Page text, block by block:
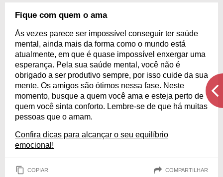
Fique com quem o ama
Às vezes parece ser impossível conseguir ter saúde
mental, ainda mais da forma como o mundo está
atualmente, em que é quase impossível enxergar uma
esperança. Pela sua saúde mental, você não é
obrigado a ser produtivo sempre, por isso cuide da sua
mente. Os amigos são ótimos nessa fase. Neste
momento, busque a quem você ama e esteja perto de
quem você sinta conforto. Lembre-se de que há muitas
pessoas que o amam.
Confira dicas para alcançar o seu equilíbrio
emocional!
COPIAR COMPARTILHAR